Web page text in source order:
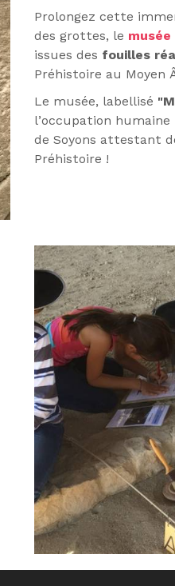
Prolongez cette
des grottes, le
issues des fouilles
Préhistoire au Moyen
Le musée, labellisé
l’occupation
de Soyons attestant
Préhistoire !